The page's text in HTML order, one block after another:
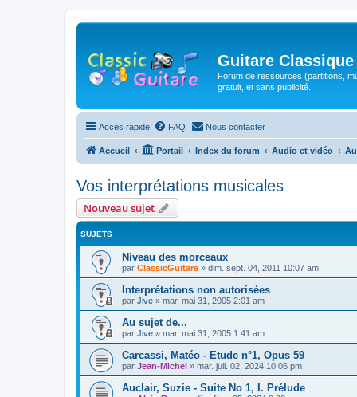
Guitare Classique
Forum de ressources (partitions,
gratuit, et sans publicité.
Accès rapide FAQ Nous contacter
Accueil Portail Index du forum Audio et vidéo
Vos interprétations musicales
Nouveau sujet
SUJETS
Niveau des morceaux
par ClassicGuitare » dim. sept. 04, 2011 10:07 am
Interprétations non autorisées
par Jive » mar. mai 31, 2005 2:01 am
Au sujet de...
par Jive » mar. mai 31, 2005 1:41 am
Carcassi, Matéo - Etude n°1, Opus 59
par Jean-Michel » mar. juil. 02, 2024 10:06 pm
Auclair, Suzie - Suite No 1, I. Prélude